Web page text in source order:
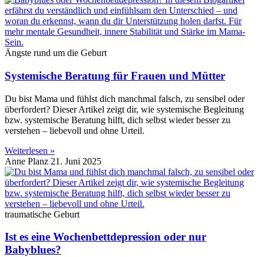
Ängste rund um die Geburt
Systemische Beratung für Frauen und Mütter
Du bist Mama und fühlst dich manchmal falsch, zu sensibel oder
überfordert? Dieser Artikel zeigt dir, wie systemische Begleitung
bzw. systemische Beratung hilft, dich selbst wieder besser zu
verstehen – liebevoll und ohne Urteil.
Weiterlesen »
Anne Planz 21. Juni 2025
traumatische Geburt
Ist es eine Wochenbettdepression oder nur
Babyblues?